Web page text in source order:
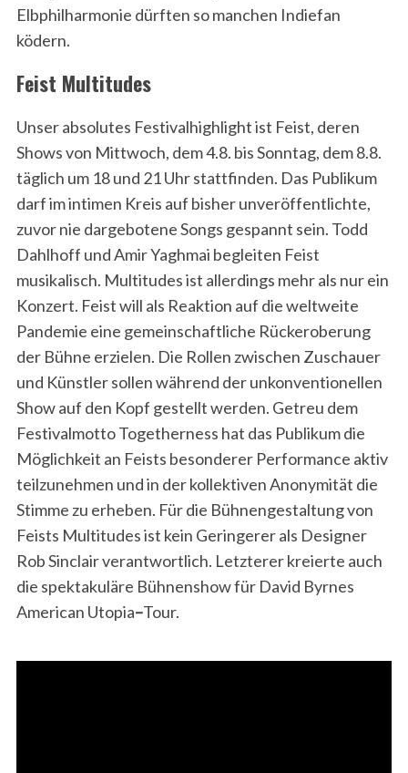
Elbphilharmonie dürften so manchen Indiefan
ködern.
Feist Multitudes
Unser absolutes Festivalhighlight ist Feist, deren
Shows von Mittwoch, dem 4.8. bis Sonntag, dem 8.8.
täglich um 18 und 21 Uhr stattfinden. Das Publikum
darf im intimen Kreis auf bisher unveröffentlichte,
zuvor nie dargebotene Songs gespannt sein. Todd
Dahlhoff und Amir Yaghmai begleiten Feist
musikalisch. Multitudes ist allerdings mehr als nur ein
Konzert. Feist will als Reaktion auf die weltweite
Pandemie eine gemeinschaftliche Rückeroberung
der Bühne erzielen. Die Rollen zwischen Zuschauer
und Künstler sollen während der unkonventionellen
Show auf den Kopf gestellt werden. Getreu dem
Festivalmotto Togetherness hat das Publikum die
Möglichkeit an Feists besonderer Performance aktiv
teilzunehmen und in der kollektiven Anonymität die
Stimme zu erheben. Für die Bühnengestaltung von
Feists Multitudes ist kein Geringerer als Designer
Rob Sinclair verantwortlich. Letzterer kreierte auch
die spektakuläre Bühnenshow für David Byrnes
American Utopia–Tour.